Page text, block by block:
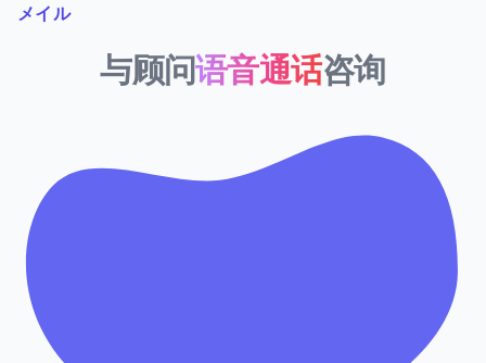
メイル
与顾问语音通话咨询